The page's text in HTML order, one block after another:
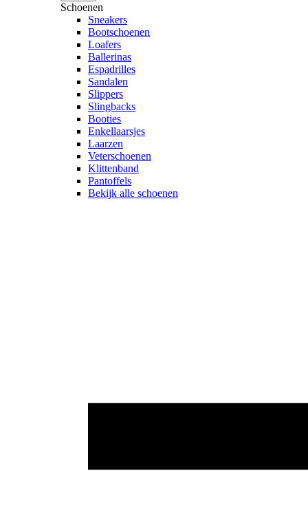
Schoenen
Sneakers
Bootschoenen
Loafers
Ballerinas
Espadrilles
Sandalen
Slippers
Slingbacks
Booties
Enkellaarsjes
Laarzen
Veterschoenen
Klittenband
Pantoffels
Bekijk alle schoenen